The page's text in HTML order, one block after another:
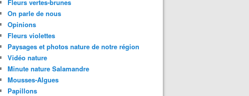
Fleurs vertes-brunes
On parle de nous
Opinions
Fleurs violettes
Paysages et photos nature de notre région
Vidéo nature
Minute nature Salamandre
Mousses-Algues
Papillons